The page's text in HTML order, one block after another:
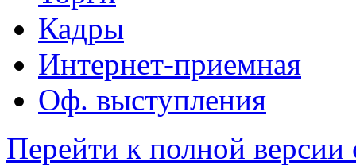
Кадры
Интернет-приемная
Оф. выступления
Перейти к полной версии